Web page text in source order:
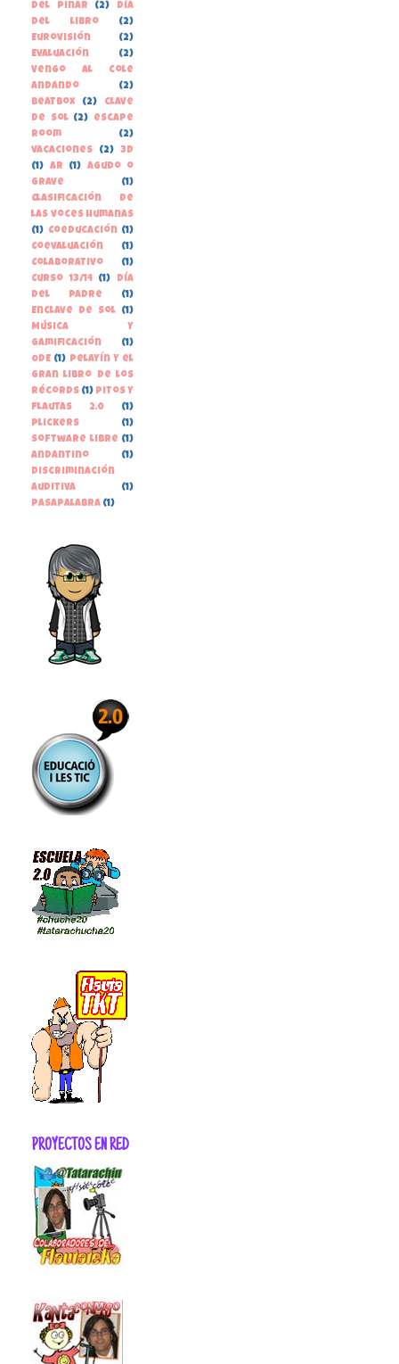
del Pinar
(2)
Día
del libro
(2)
Eurovisión
(2)
Evaluación
(2)
Vengo al cole
andando
(2)
beatbox
(2)
clave
de sol (2)
escape
room
(2)
vacaciones
(2)
3D
(1)
AR (1)
Agudo o
grave
(1)
Clasificación de
las voces humanas
(1) Coeducación (1)
Coevaluación
(1)
Colaborativo
(1)
Curso 13/14
(1)
Día
del Padre
(1)
Enclave de Sol
(1)
Música y
gamificación
(1)
ODE (1)
Pelayín y el
gran libro de los
récords (1) Pitos y
Flautas 2.0
(1)
Plickers
(1)
Software libre (1)
andantino
(1)
discriminación
auditiva
(1)
pasapalabra (1)
PROYECTOS EN RED